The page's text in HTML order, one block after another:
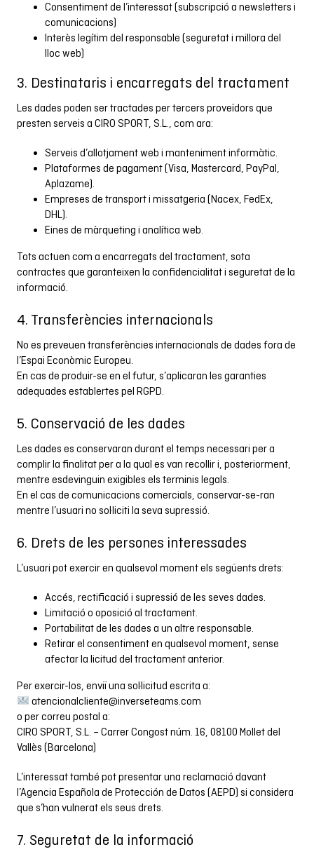
Consentiment de l’interessat (subscripció a newsletters i
comunicacions)
Interès legítim del responsable (seguretat i millora del
lloc web)
3. Destinataris i encarregats del tractament
Les dades poden ser tractades per tercers proveïdors que
presten serveis a CIRO SPORT, S.L., com ara:
Serveis d’allotjament web i manteniment informàtic.
Plataformes de pagament (Visa, Mastercard, PayPal,
Aplazame).
Empreses de transport i missatgeria (Nacex, FedEx,
DHL).
Eines de màrqueting i analítica web.
Tots actuen com a encarregats del tractament, sota
contractes que garanteixen la confidencialitat i seguretat de la
informació.
4. Transferències internacionals
No es preveuen transferències internacionals de dades fora de
l’Espai Econòmic Europeu.
En cas de produir-se en el futur, s’aplicaran les garanties
adequades establertes pel RGPD.
5. Conservació de les dades
Les dades es conservaran durant el temps necessari per a
complir la finalitat per a la qual es van recollir i, posteriorment,
mentre esdevinguin exigibles els terminis legals.
En el cas de comunicacions comercials, conservar-se­-ran
mentre l’usuari no sol·liciti la seva supressió.
6. Drets de les persones interessades
L’usuari pot exercir en qualsevol moment els següents drets:
Accés, rectificació i supressió de les seves dades.
Limitació o oposició al tractament.
Portabilitat de les dades a un altre responsable.
Retirar el consentiment en qualsevol moment, sense
afectar la licitud del tractament anterior.
Per exercir-los, enviï una sol·licitud escrita a:
atencionalcliente@inverseteams.com
o per correu postal a:
CIRO SPORT, S.L. – Carrer Congost núm. 16, 08100 Mollet del
Vallès (Barcelona)
L’interessat també pot presentar una reclamació davant
l’Agencia Española de Protección de Datos (AEPD) si considera
que s’han vulnerat els seus drets.
7. Seguretat de la informació